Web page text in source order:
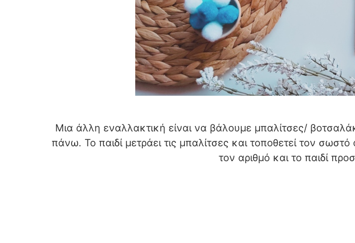
Μια άλλη εναλλακτική είναι να βάλουμε μπαλίτσες/
πάνω. Το παιδί μετράει τις μπαλίτσες και τοποθετεί τον
τον αριθμό και το παιδί